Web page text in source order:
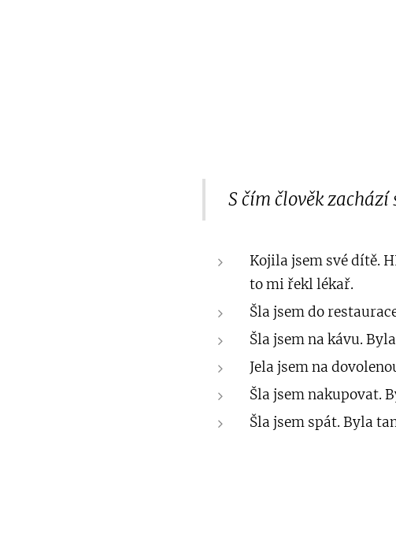
S čím člověk
Kojila jsem své dítě.
to mi řekl lékař.
Šla jsem do
Šla jsem na kávu.
Jela jsem na
Šla jsem nakupovat.
Šla jsem spát. Byla